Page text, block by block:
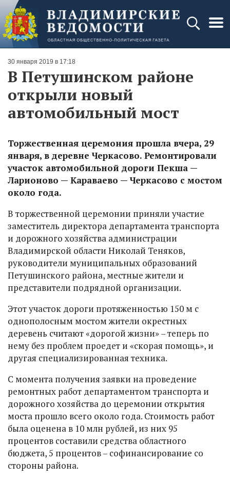
30 января 2019 в 17:18
В Петушинском районе
открыли новый
автомобильный мост
Торжественная церемония прошла вчера, 29
января, в деревне Черкасово. Ремонтировали
участок автомобильной дороги Пекша —
Ларионово — Караваево — Черкасово с мостом
около года.
В торжественной церемонии приняли участие
заместитель директора департамента транспорта
и дорожного хозяйства администрации
Владимирской области Николай Теняков,
руководители муниципальных образований
Петушинского района, местные жители и
представители подрядной организации.
Этот участок дороги протяженностью 150 м с
однополосным мостом жители окрестных
деревень считают «дорогой жизни» – теперь по
нему без проблем проедет и «скорая помощь», и
другая специализированная техника.
С момента получения заявки на проведение
ремонтных работ департаментом транспорта и
дорожного хозяйства до церемонии открытия
моста прошло всего около года. Стоимость работ
была оценена в 10 млн рублей, из них 95
процентов составили средства областного
бюджета, 5 процентов – софинансирование со
стороны района.